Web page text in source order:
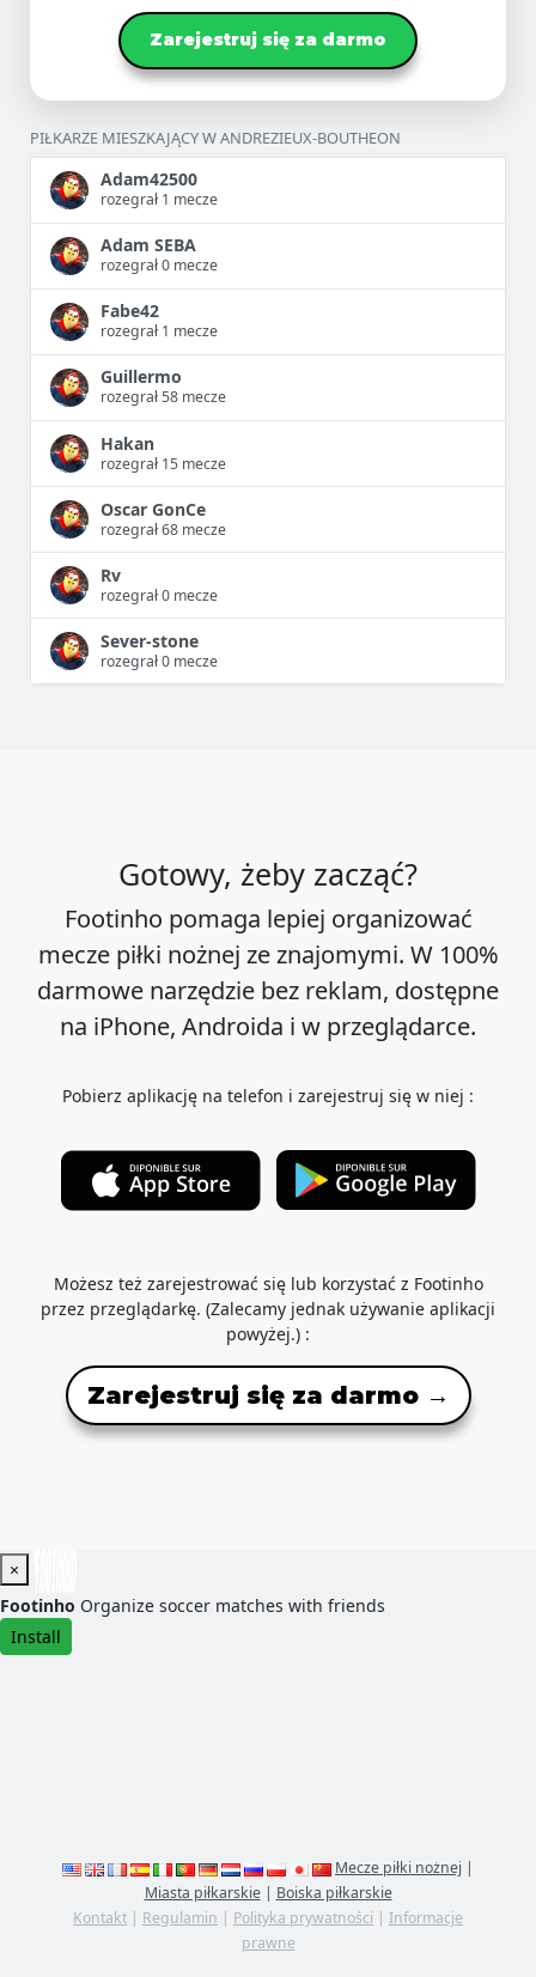
Zarejestruj się za darmo
PIŁKARZE MIESZKAJĄCY W ANDREZIEUX-BOUTHEON
Adam42500
rozegrał 1 mecze
Adam SEBA
rozegrał 0 mecze
Fabe42
rozegrał 1 mecze
Guillermo
rozegrał 58 mecze
Hakan
rozegrał 15 mecze
Oscar GonCe
rozegrał 68 mecze
Rv
rozegrał 0 mecze
Sever-stone
rozegrał 0 mecze
Gotowy, żeby zacząć?
Footinho pomaga lepiej organizować
mecze piłki nożnej ze znajomymi. W 100%
darmowe narzędzie bez reklam, dostępne
na iPhone, Androida i w przeglądarce.
Pobierz aplikację na telefon i zarejestruj się w niej :
Możesz też zarejestrować się lub korzystać z Footinho
przez przeglądarkę. (Zalecamy jednak używanie aplikacji
powyżej.) :
Zarejestruj się za darmo →
×
Footinho Organize soccer matches with friends
Install
Mecze piłki nożnej |
Miasta piłkarskie| Boiska piłkarskie
Kontakt | Regulamin | Polityka prywatności | Informacje
prawne